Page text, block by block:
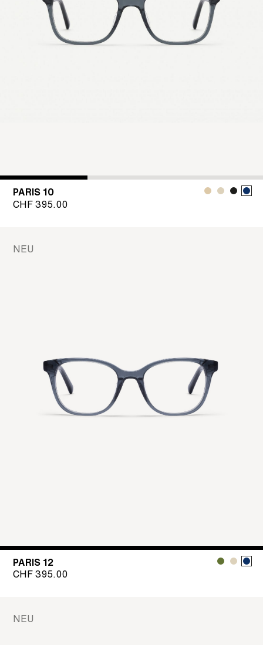
PARIS 10
CHF395.00
NEU
PARIS 12
CHF395.00
NEU